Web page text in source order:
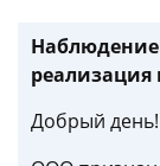
реализация
Добрый день!